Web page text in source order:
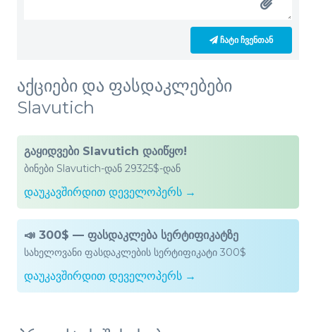
ᲩᲐᲢᲘ ᲩᲕᲔᲜᲗᲐᲜ
აქციები და ფასდაკლებები
Slavutich
გაყიდვები Slavutich დაიწყო!
ბინები Slavutich-დან 29325$-დან
დაუკავშირდით დეველოპერს →
📣 300$ — ფასდაკლება სერტიფიკატზე
სახელოვანი ფასდაკლების სერტიფიკატი 300$
დაუკავშირდით დეველოპერს →